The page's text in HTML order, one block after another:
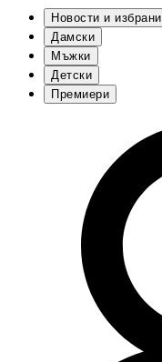
Новости и избрани
Дамски
Мъжки
Детски
Премиери